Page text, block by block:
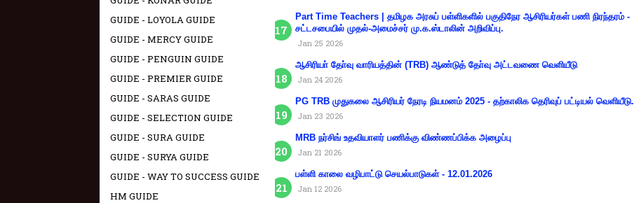
Part Time Teachers | தமிழக அரசுப் பள்ளிகளில் பகுதிநேர ஆசிரியர்கள் பணி நிரந்தரம் -
சட்டசபையில் முதல்-அமைச்சர் மு.க.ஸ்டாலின் அறிவிப்பு.
Jan 25 2026
ஆசிரியா் தோ்வு வாரியத்தின் (TRB) ஆண்டுத் தோ்வு அட்டவணை வெளியீடு
Jan 24 2026
PG TRB முதுகலை ஆசிரியர் நேரடி நியமனம் 2025 - தற்காலிக தெரிவுப் பட்டியல் வெளியீடு.
Jan 23 2026
MRB நர்சிங் உதவியாளர் பணிக்கு விண்ணப்பிக்க அழைப்பு
Jan 21 2026
பள்ளி காலை வழிபாட்டு செயல்பாடுகள் - 12.01.2026
Jan 12 2026
GUIDE - LOYOLA GUIDE
GUIDE - MERCY GUIDE
GUIDE - PENGUIN GUIDE
GUIDE - PREMIER GUIDE
GUIDE - SARAS GUIDE
GUIDE - SELECTION GUIDE
GUIDE - SURA GUIDE
GUIDE - SURYA GUIDE
GUIDE - WAY TO SUCCESS GUIDE
HM GUIDE